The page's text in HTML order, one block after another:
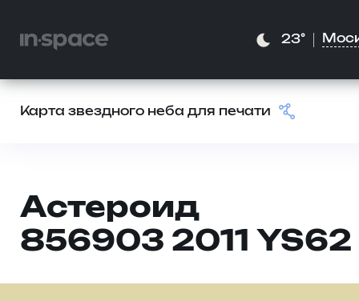
23°
Карта звездного неба для печати
Астероид
856903 2011 YS62